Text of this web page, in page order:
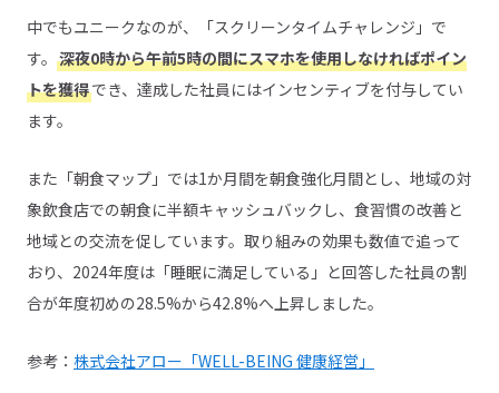
中でもユニークなのが、「スクリーンタイムチャレンジ」で
す。 深夜0時から午前5時の間にスマホを使用しなければポイン
トを獲得でき、達成した社員にはインセンティブを付与してい
ます。
また「朝食マップ」では1か月間を朝食強化月間とし、地域の対
象飲食店での朝食に半額キャッシュバックし、食習慣の改善と
地域との交流を促しています。取り組みの効果も数値で追って
おり、2024年度は「睡眠に満足している」と回答した社員の割
合が年度初めの28.5%から42.8%へ上昇しました。
参考： 株式会社アロー「WELL-BEING 健康経営」